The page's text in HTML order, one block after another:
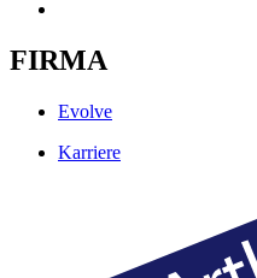
FIRMA
Evolve
Karriere